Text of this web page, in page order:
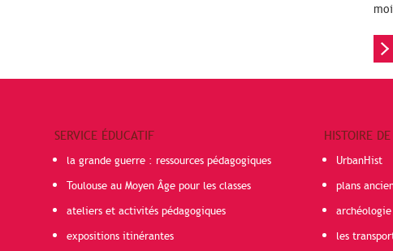
SERVICE ÉDUCATIF
la grande guerre : ressources pédagogiques
Toulouse au Moyen Âge pour les classes
ateliers et activités pédagogiques
expositions itinérantes
HISTOIRE
UrbanHist
plans
les